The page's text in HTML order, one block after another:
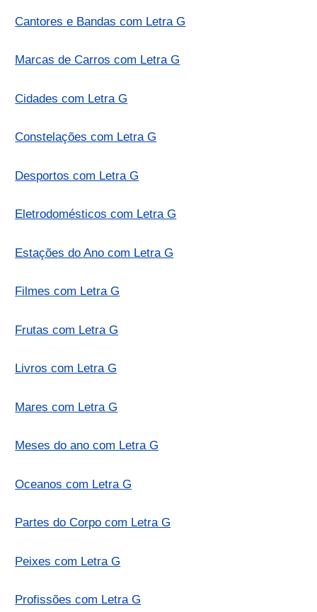
Cantores e Bandas com Letra G
Marcas de Carros com Letra G
Cidades com Letra G
Constelações com Letra G
Desportos com Letra G
Eletrodomésticos com Letra G
Estações do Ano com Letra G
Filmes com Letra G
Frutas com Letra G
Livros com Letra G
Mares com Letra G
Meses do ano com Letra G
Oceanos com Letra G
Partes do Corpo com Letra G
Peixes com Letra G
Profissões com Letra G